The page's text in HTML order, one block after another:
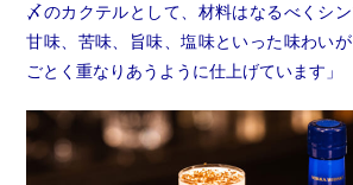
〆のカクテルとして、材料はなるべくシ
甘味、苦味、旨味、塩味といった味わい
ごとく重なりあうように仕上げています」